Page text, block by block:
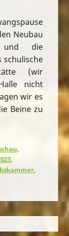
Neubau
und die
schulische
(wir
nicht
wir es
Beine zu
,
,
,